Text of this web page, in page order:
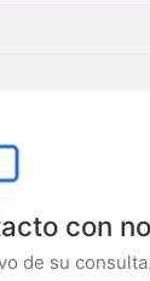
con
de su consulta.